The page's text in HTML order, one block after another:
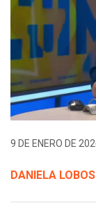
9 DE ENERO DE
DANIELA